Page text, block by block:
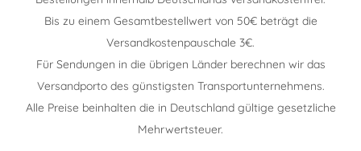
Bis zu einem Gesamtbestellwert von 50€ beträgt die
Versandkostenpauschale 3€.
Für Sendungen in die übrigen Länder berechnen wir das
Versandporto des günstigsten Transportunternehmens.
Alle Preise beinhalten die in Deutschland gültige gesetzliche
Mehrwertsteuer.